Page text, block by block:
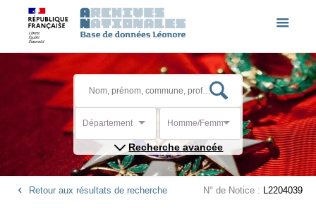
Département Homme/Femme
Recherche avancée
Retour aux résultats de recherche N° de Notice : L2204039